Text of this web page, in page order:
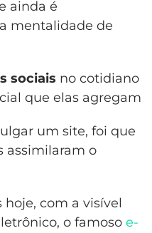
ainda é
mentalidade de
sociais no cotidiano
que elas agregam
um site, foi que
assimilaram o
hoje, com a visível
o famoso e-